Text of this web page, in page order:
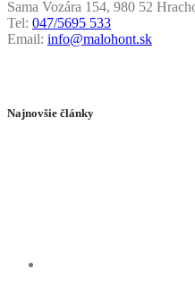
Sama Vozára 154, 980 52
Tel: 047/5695 533
Email: info@malohont.sk
Najnovšie články